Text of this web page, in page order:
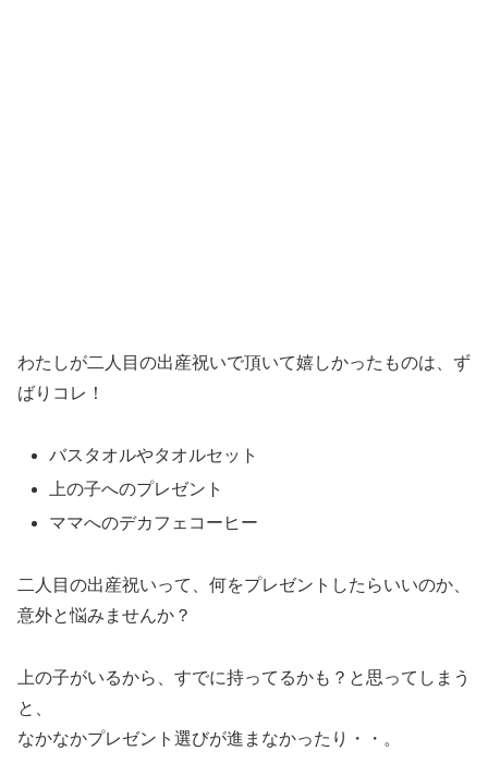
わたしが二人目の出産祝いで頂いて嬉しかったものは、ず
ばりコレ！
バスタオルやタオルセット
上の子へのプレゼント
ママへのデカフェコーヒー
二人目の出産祝いって、何をプレゼントしたらいいのか、
意外と悩みませんか？
上の子がいるから、すでに持ってるかも？と思ってしまう
と、
なかなかプレゼント選びが進まなかったり・・。